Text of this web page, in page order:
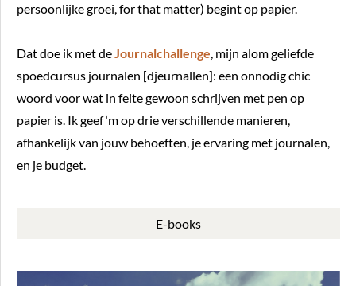
persoonlijke groei, for that matter) begint op papier.
Dat doe ik met deJournalchallenge, mijn alom geliefde
spoedcursus journalen [djeurnallen]: een onnodig chic
woord voor wat in feite gewoon schrijven met pen op
papier is. Ik geef ‘m op drie verschillende manieren,
afhankelijk van jouw behoeften, je ervaring met journalen,
en je budget.
E-books